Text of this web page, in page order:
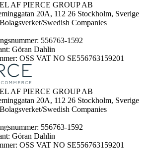
AF PIERCE GROUP AB
20A, 112 26 Stockholm, Sverige
Swedish Companies
556763-1592
Göran Dahlin
OSS VAT NO SE556763159201
AF PIERCE GROUP AB
20A, 112 26 Stockholm, Sverige
Swedish Companies
556763-1592
Göran Dahlin
OSS VAT NO SE556763159201